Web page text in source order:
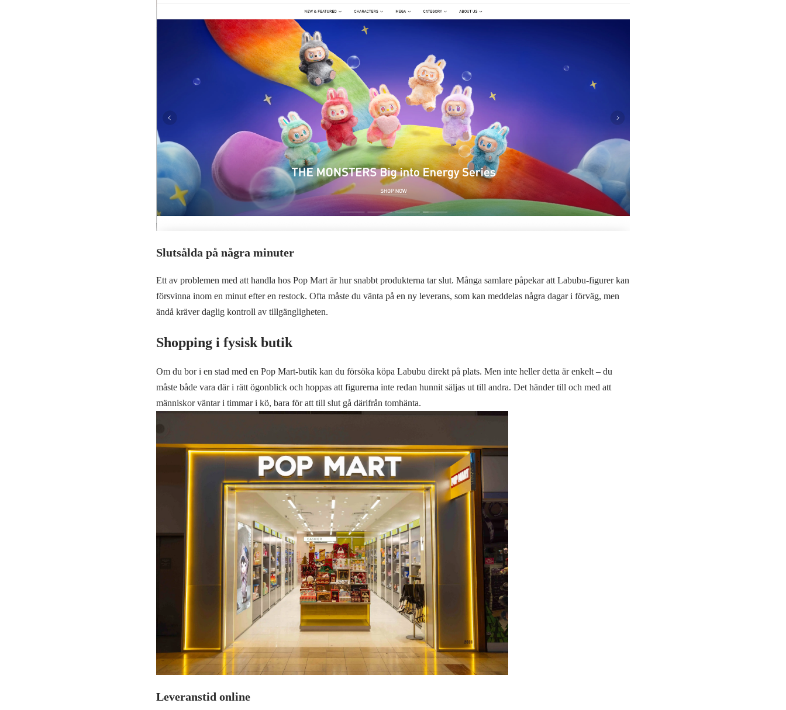
Slutsålda på några minuter
Ett av problemen med att handla hos Pop Mart är hur snabbt produkterna tar slut. Många samlare påpekar att Labubu-figurer kan
försvinna inom en minut efter en restock. Ofta måste du vänta på en ny leverans, som kan meddelas några dagar i förväg, men
ändå kräver daglig kontroll av tillgängligheten.
Shopping i fysisk butik
Om du bor i en stad med en Pop Mart-butik kan du försöka köpa Labubu direkt på plats. Men inte heller detta är enkelt – du
måste både vara där i rätt ögonblick och hoppas att figurerna inte redan hunnit säljas ut till andra. Det händer till och med att
människor väntar i timmar i kö, bara för att till slut gå därifrån tomhänta.
Leveranstid online